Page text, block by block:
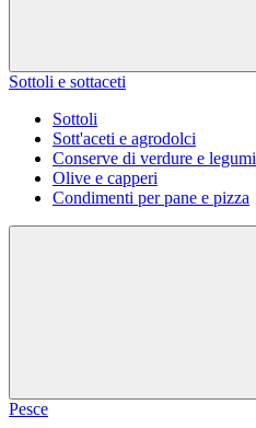
Sottoli e sottaceti
Sottoli
Sott'aceti e agrodolci
Conserve di verdure e legumi
Olive e capperi
Condimenti per pane e pizza
Pesce